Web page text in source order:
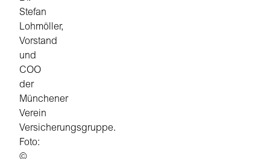
Stefan
Lohmöller,
Vorstand
und
COO
der
Münchener
Verein
Versicherungsgruppe.
Foto: